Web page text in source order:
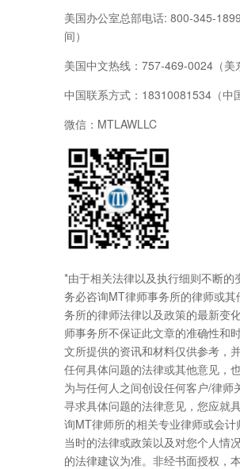
美国办公室总部电话: 800-345-
间）
美国中文热线：757-469-0024（美
中国联系方式：18310081534（中
微信：MTLAWLLC
*由于相关法律以及执行细则不断的
务必咨询MT律师事务所的律师或其
务所的律师法律以及政策的最新变
师事务所不保证此文章的准确性和
文所提供的资讯和材料仅供参考，
任何具体问题的法律或其他意见，
为与任何人之间创设任何客户/律师
寻求具体问题的法律意见，您应就
询MT律师所的相关专业律师或会计
当时的法律或政策以及对您个人情
的法律建议为准。非经书面授权，